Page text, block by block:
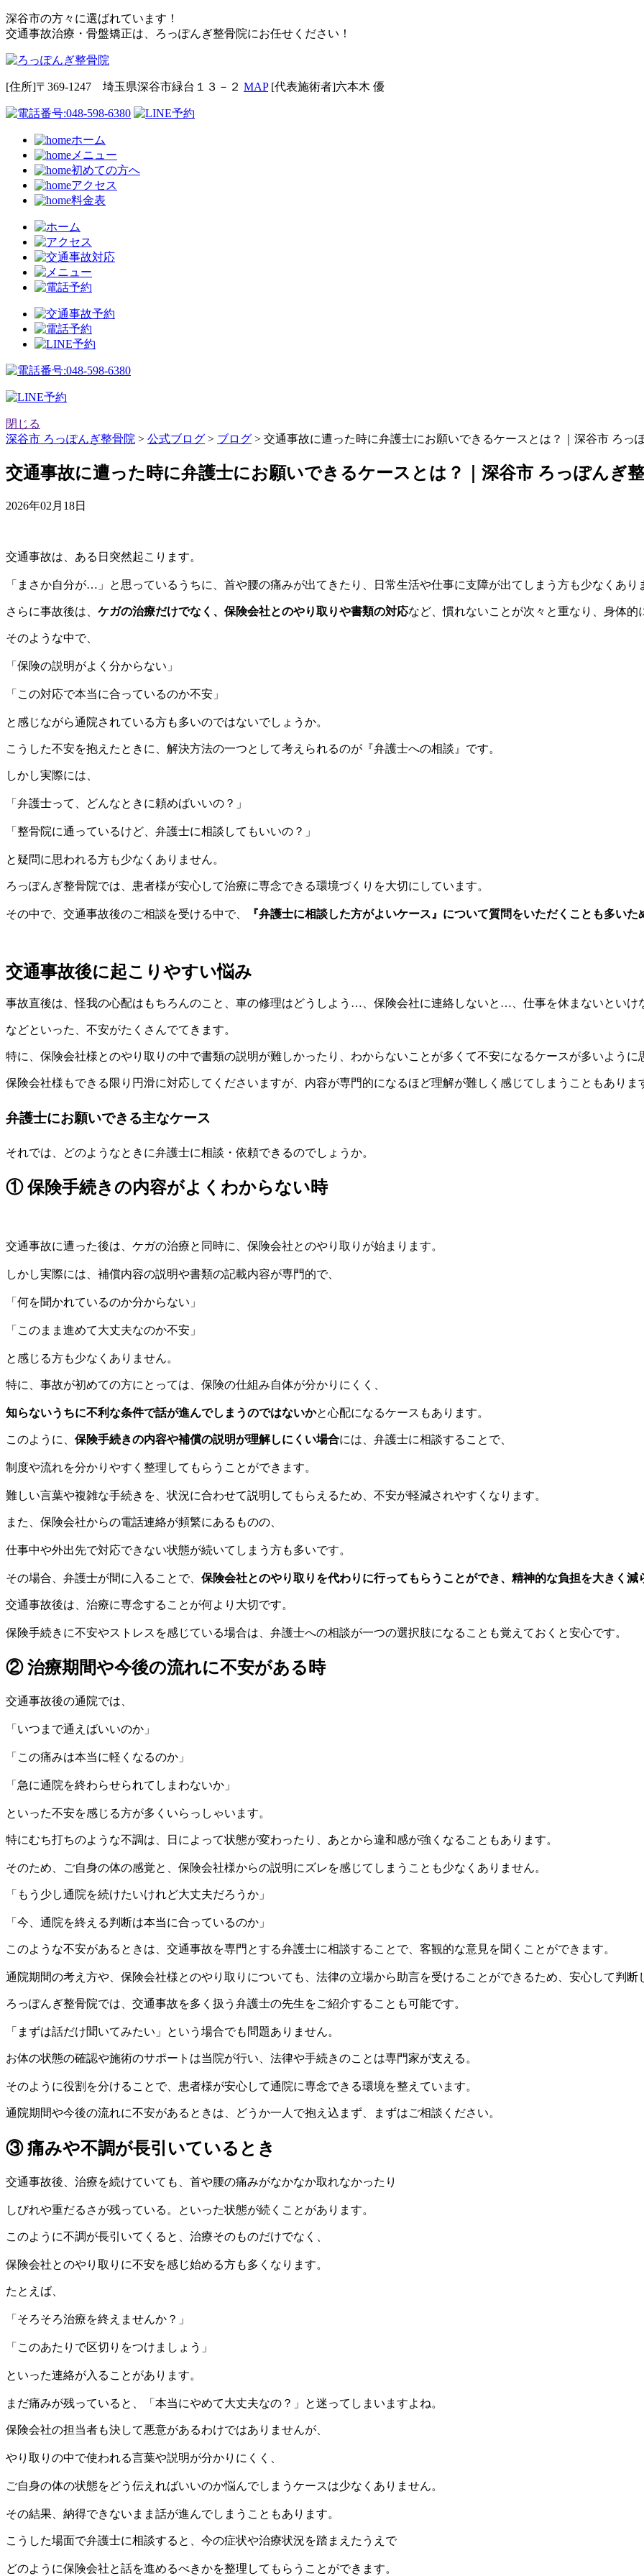
深谷市の方々に選ばれています！
交通事故治療・骨盤矯正は、ろっぽんぎ整骨院にお任せください！
[住所]〒369-1247 埼玉県深谷市緑台１３－２ MAP[代表施術者]六本⽊ 優
ホーム
メニュー
初めての方へ
アクセス
料金表
閉じる
深谷市 ろっぽんぎ整骨院 > 公式ブログ > ブログ > 交通事故に遭った時に弁護士にお願いできるケースとは？｜深谷市 ろっ
交通事故に遭った時に弁護士にお願いできるケースとは？｜深谷市 ろっぽんぎ
2026年02月18日
交通事故は、ある日突然起こります。
「まさか自分が…」と思っているうちに、首や腰の痛みが出てきたり、日常生活や仕事に支障が出てしまう方も少なくあり
さらに事故後は、 ケガの治療だけでなく、保険会社とのやり取りや書類の対応など、慣れないことが次々と重なり、身体的
そのような中で、
「保険の説明がよく分からない」
「この対応で本当に合っているのか不安」
と感じながら通院されている方も多いのではないでしょうか。
こうした不安を抱えたときに、解決方法の一つとして考えられるのが『弁護士への相談』です。
しかし実際には、
「弁護士って、どんなときに頼めばいいの？」
「整骨院に通っているけど、弁護士に相談してもいいの？」
と疑問に思われる方も少なくありません。
ろっぽんぎ整骨院では、患者様が安心して治療に専念できる環境づくりを大切にしています。
その中で、交通事故後のご相談を受ける中で、 『弁護士に相談した方がよいケース』について質問をいただくことも多い
交通事故後に起こりやすい悩み
事故直後は、怪我の心配はもちろんのこと、車の修理はどうしよう…、保険会社に連絡しないと…、仕事を休まないとい
などといった、不安がたくさんでてきます。
特に、保険会社様とのやり取りの中で書類の説明が難しかったり、わからないことが多くて不安になるケースが多いように
保険会社様もできる限り円滑に対応してくださいますが、内容が専門的になるほど理解が難しく感じてしまうこともありま
弁護士にお願いできる主なケース
それでは、どのようなときに弁護士に相談・依頼できるのでしょうか。
① 保険手続きの内容がよくわからない時
交通事故に遭った後は、ケガの治療と同時に、保険会社とのやり取りが始まります。
しかし実際には、補償内容の説明や書類の記載内容が専門的で、
「何を聞かれているのか分からない」
「このまま進めて大丈夫なのか不安」
と感じる方も少なくありません。
特に、事故が初めての方にとっては、保険の仕組み自体が分かりにくく、
知らないうちに不利な条件で話が進んでしまうのではないかと心配になるケースもあります。
このように、 保険手続きの内容や補償の説明が理解しにくい場合には、弁護士に相談することで、
制度や流れを分かりやすく整理してもらうことができます。
難しい言葉や複雑な手続きを、状況に合わせて説明してもらえるため、不安が軽減されやすくなります。
また、保険会社からの電話連絡が頻繁にあるものの、
仕事中や外出先で対応できない状態が続いてしまう方も多いです。
その場合、弁護士が間に入ることで、 保険会社とのやり取りを代わりに行ってもらうことができ、精神的な負担を大きく減
交通事故後は、治療に専念することが何より大切です。
保険手続きに不安やストレスを感じている場合は、弁護士への相談が一つの選択肢になることも覚えておくと安心です。
② 治療期間や今後の流れに不安がある時
交通事故後の通院では、
「いつまで通えばいいのか」
「この痛みは本当に軽くなるのか」
「急に通院を終わらせられてしまわないか」
といった不安を感じる方が多くいらっしゃいます。
特にむち打ちのような不調は、日によって状態が変わったり、あとから違和感が強くなることもあります。
そのため、ご自身の体の感覚と、保険会社様からの説明にズレを感じてしまうことも少なくありません。
「もう少し通院を続けたいけれど大丈夫だろうか」
「今、通院を終える判断は本当に合っているのか」
このような不安があるときは、交通事故を専門とする弁護士に相談することで、客観的な意見を聞くことができます。
通院期間の考え方や、保険会社様とのやり取りについても、法律の立場から助言を受けることができるため、安心して判断
ろっぽんぎ整骨院では、交通事故を多く扱う弁護士の先生をご紹介することも可能です。
「まずは話だけ聞いてみたい」という場合でも問題ありません。
お体の状態の確認や施術のサポートは当院が行い、法律や手続きのことは専門家が支える。
そのように役割を分けることで、患者様が安心して通院に専念できる環境を整えています。
通院期間や今後の流れに不安があるときは、どうか一人で抱え込まず、まずはご相談ください。
③ 痛みや不調が長引いているとき
交通事故後、治療を続けていても、首や腰の痛みがなかなか取れなかったり
しびれや重だるさが残っている。といった状態が続くことがあります。
このように不調が長引いてくると、治療そのものだけでなく、
保険会社とのやり取りに不安を感じ始める方も多くなります。
たとえば、
「そろそろ治療を終えませんか？」
「このあたりで区切りをつけましょう」
といった連絡が入ることがあります。
まだ痛みが残っていると、「本当にやめて大丈夫なの？」と迷ってしまいますよね。
保険会社の担当者も決して悪意があるわけではありませんが、
やり取りの中で使われる言葉や説明が分かりにくく、
ご自身の体の状態をどう伝えればいいのか悩んでしまうケースは少なくありません。
その結果、納得できないまま話が進んでしまうこともあります。
こうした場面で弁護士に相談すると、今の症状や治療状況を踏まえたうえで
どのように保険会社と話を進めるべきかを整理してもらうことができます。